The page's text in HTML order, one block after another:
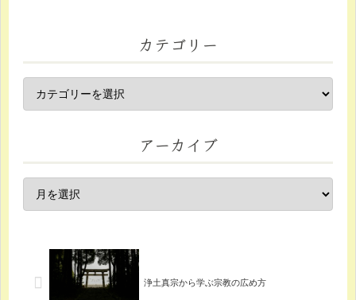
カテゴリー
アーカイブ
浄土真宗から学ぶ宗教の広め方